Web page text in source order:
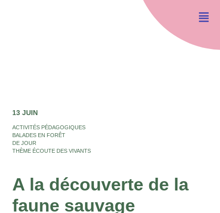
13 JUIN
ACTIVITÉS PÉDAGOGIQUES
BALADES EN FORÊT
DE JOUR
THÈME ÉCOUTE DES VIVANTS
A la découverte de la
faune sauvage